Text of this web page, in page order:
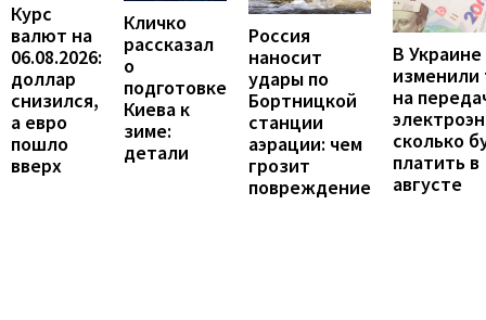
Курс
валют на
06.08.2026:
доллар
снизился,
а евро
пошло
вверх
Кличко
рассказал
о
подготовке
Киева к
зиме:
детали
Россия
наносит
удары по
Бортницкой
станции
аэрации: чем
грозит
повреждение
В Украине
на
сколько
платить в
августе